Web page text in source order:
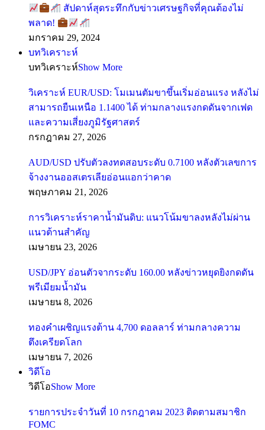
สัปดาห์สุดระทึกกับข่าวเศรษฐกิจที่คุณต้องไม่
พลาด!
มกราคม 29, 2024
บทวิเคราะห์
บทวิเคราะห์Show More
วิเคราะห์ EUR/USD: โมเมนตัมขาขึ้นเริ่มอ่อนแรง หลังไม่
สามารถยืนเหนือ 1.1400 ได้ ท่ามกลางแรงกดดันจากเฟด
และความเสี่ยงภูมิรัฐศาสตร์
กรกฎาคม 27, 2026
AUD/USD ปรับตัวลงทดสอบระดับ 0.7100 หลังตัวเลขการ
จ้างงานออสเตรเลียอ่อนแอกว่าคาด
พฤษภาคม 21, 2026
การวิเคราะห์ราคาน้ำมันดิบ: แนวโน้มขาลงหลังไม่ผ่าน
แนวต้านสำคัญ
เมษายน 23, 2026
USD/JPY อ่อนตัวจากระดับ 160.00 หลังข่าวหยุดยิงกดดัน
พรีเมียมน้ำมัน
เมษายน 8, 2026
ทองคำเผชิญแรงต้าน 4,700 ดอลลาร์ ท่ามกลางความ
ตึงเครียดโลก
เมษายน 7, 2026
วิดีโอ
วิดีโอShow More
รายการประจำวันที่ 10 กรกฎาคม 2023 ติดตามสมาชิก
FOMC